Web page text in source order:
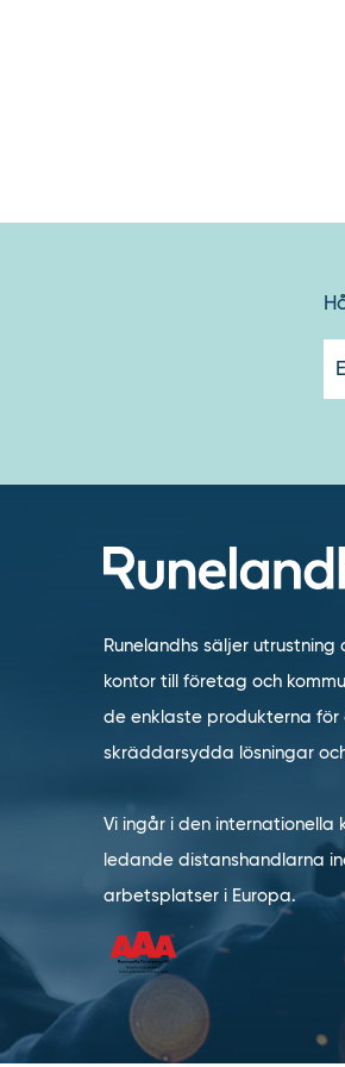
Runelandhs säljer
kontor till företag och
de enklaste produkterna
skräddarsydda lösningar
Vi ingår i den internationella
ledande distanshandlarna
arbetsplatser i Europa.